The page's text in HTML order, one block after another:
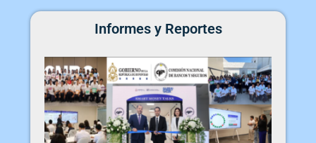
Informes y Reportes
Informe Global Money
Week 2026 Honduras
Ver más